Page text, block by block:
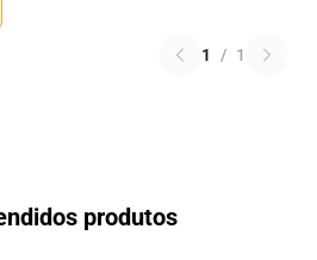
1 / 1
produtos